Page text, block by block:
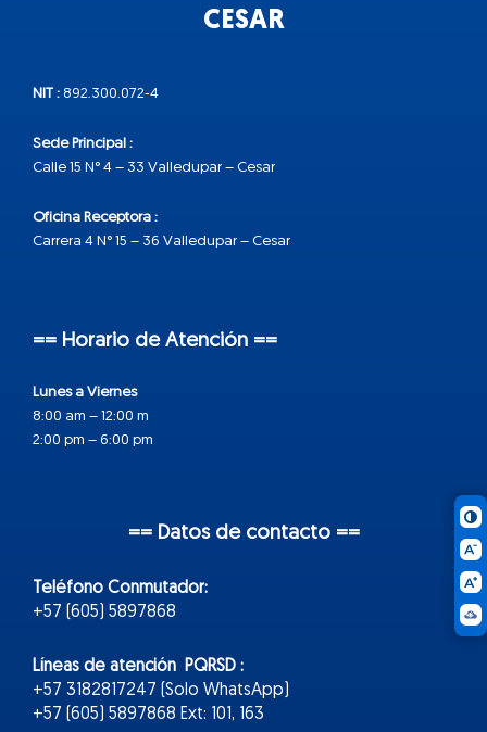
CESAR
NIT : 892.300.072-4
Sede Principal :
Calle 15 N° 4 – 33 Valledupar – Cesar
Oficina Receptora :
Carrera 4 N° 15 – 36 Valledupar – Cesar
== Horario de Atención ==
Lunes a Viernes
8:00 am – 12:00 m
2:00 pm – 6:00 pm
== Datos de contacto ==
Teléfono Conmutador:
+57 (605) 5897868
Líneas de atención PQRSD :
+57 3182817247 (Solo WhatsApp)
+57 (605) 5897868 Ext: 101, 163